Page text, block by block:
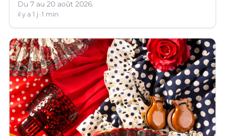
Du 7 au 20 août 2026.
il y a 1 j 1 min